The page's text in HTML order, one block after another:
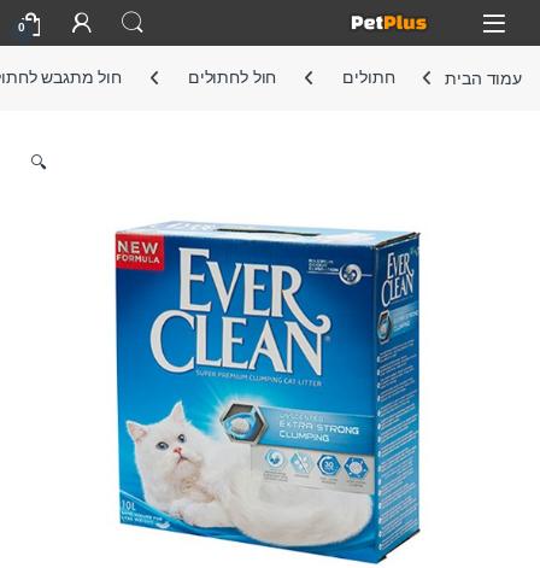
Skip to navigation
Skip to content
Open
0
עמוד הבית חתולים חול לחתולים חול מתגבש
🔍